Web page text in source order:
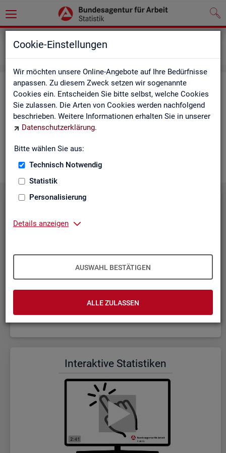
Cookie-Einstellungen
Wir möchten unsere Online-Angebote auf Ihre Bedürfnisse
anpassen. Zu diesem Zweck setzen wir sogenannte
Cookies ein. Entscheiden Sie bitte selbst, welche Cookies
Sie zulassen. Die Arten von Cookies werden nachfolgend
beschrieben. Weitere Informationen erhalten Sie in unserer
Datenschutzerklärung.
Bitte wählen Sie aus:
Technisch Notwendig
Statistik
Personalisierung
Details anzeigen
AUSWAHL BESTÄTIGEN
ALLE ZULASSEN
Me­dia­thek
In der Me­dia­thek fin­den Sie leicht ver­ständ­li­che Kurz­vi­de­os
zu zen­tra­len The­men der Sta­tis­tik der BA. Wir er­gän­zen unser
Vi­deo­an­ge­bot nach und nach. Wün­schen Sie sich ein Video
zu einem be­stimm­ten Thema? Dann kon­tak­tie­ren Sie
In­ter­ak­ti­ve Sta­tis­ti­ken